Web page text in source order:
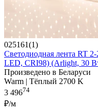
025161(1)
Светодиодная лента RT
LED, CRI98) (Arlight, 30
Произведено в Беларуси
Warm | Тёплый 2700 K
3 49674
₽/м